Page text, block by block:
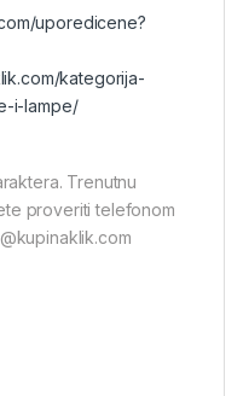
uporedicene?
kategorija-
i-lampe/
Trenutnu
proveriti telefonom